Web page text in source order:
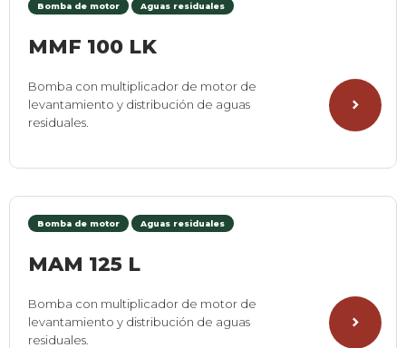
Bomba de motor Aguas residuales
MMF 100 LK
Bomba con multiplicador de motor de
levantamiento y distribución de aguas
residuales.
Bomba de motor Aguas residuales
MAM 125 L
Bomba con multiplicador de motor de
levantamiento y distribución de aguas
residuales.